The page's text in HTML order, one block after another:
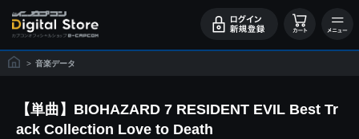
> 音楽データ
【単曲】BIOHAZARD 7 RESIDENT EVIL Best Tr
ack Collection Love to Death